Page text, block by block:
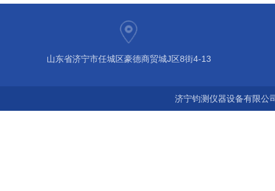
山东省济宁市任城区豪德商贸城J区8街4-13
济宁钧测仪器设备有限